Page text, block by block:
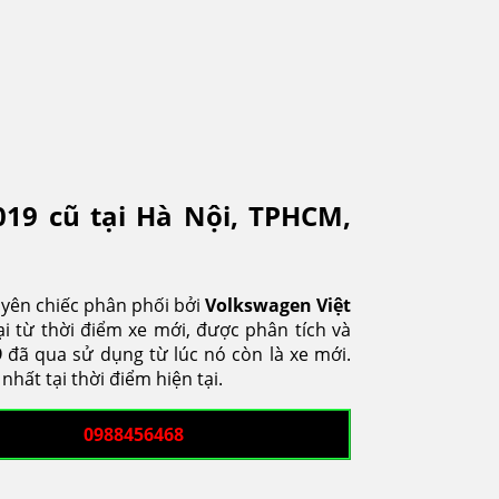
cũ tại Hà Nội, TPHCM,
chiếc phân phối bởi VolkswagenViệt
từ thời điểm xe mới, được phân tích và
đã qua sử dụng từ lúc nó còn là xe mới.
tại thời điểm hiện tại.
0988456468